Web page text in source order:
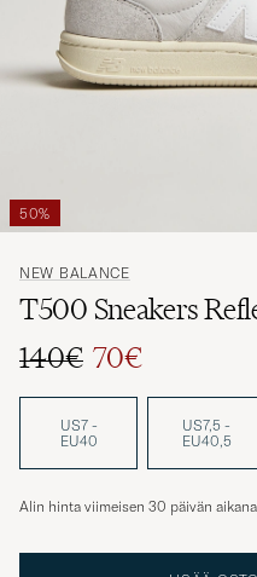
50%
NEW BALANCE
T500 Sneakers
Tavallinen hinta
140€
Alennettu hinta
70€
US7 -
EU40
US7,5 -
EU40,5
Alin hinta viimeisen 30 päivän